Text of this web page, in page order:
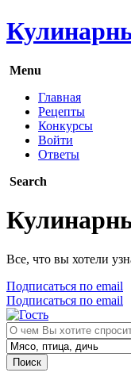
Menu
Главная
Рецепты
Конкурсы
Войти
Ответы
Search
Все, что вы хотели
Подписаться по email
Подписаться по email
Поиск